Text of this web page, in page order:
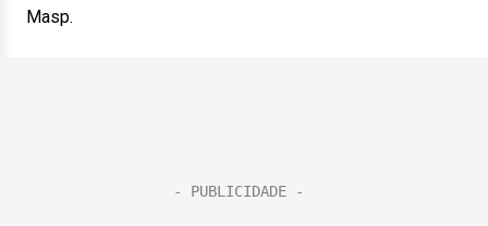
Masp.